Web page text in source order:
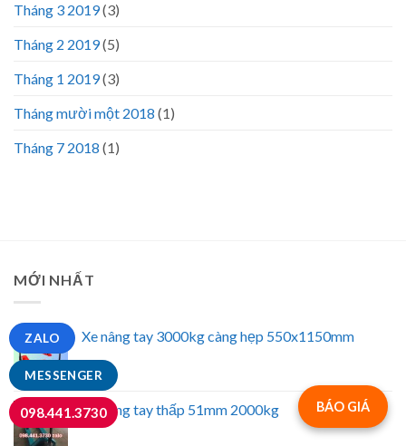
Tháng 3 2019(3)
Tháng 2 2019(5)
Tháng 1 2019(3)
Tháng mười một 2018 (1)
Tháng 7 2018 (1)
MỚI NHẤT
Xe nâng tay 3000kg càng hẹp 550x1150mm
Xe nâng tay thấp 51mm 2000kg BÁO GIÁ
MESSENGER
ZALO
098.441.3730